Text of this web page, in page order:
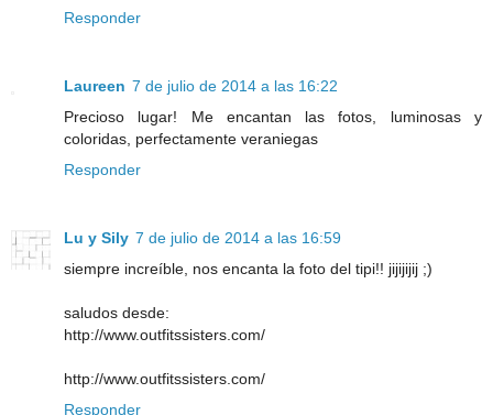
Responder
Laureen 7 de julio de 2014 a las 16:22
Precioso lugar! Me encantan las fotos, luminosas y
coloridas, perfectamente veraniegas
Responder
Lu y Sily 7 de julio de 2014 a las 16:59
siempre increíble, nos encanta la foto del tipi!! jijijijij ;)
saludos desde:
http://www.outfitssisters.com/
http://www.outfitssisters.com/
Responder